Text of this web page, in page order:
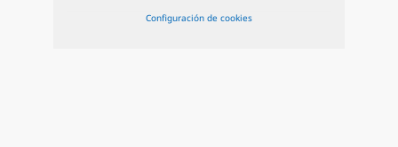
Configuración de cookies